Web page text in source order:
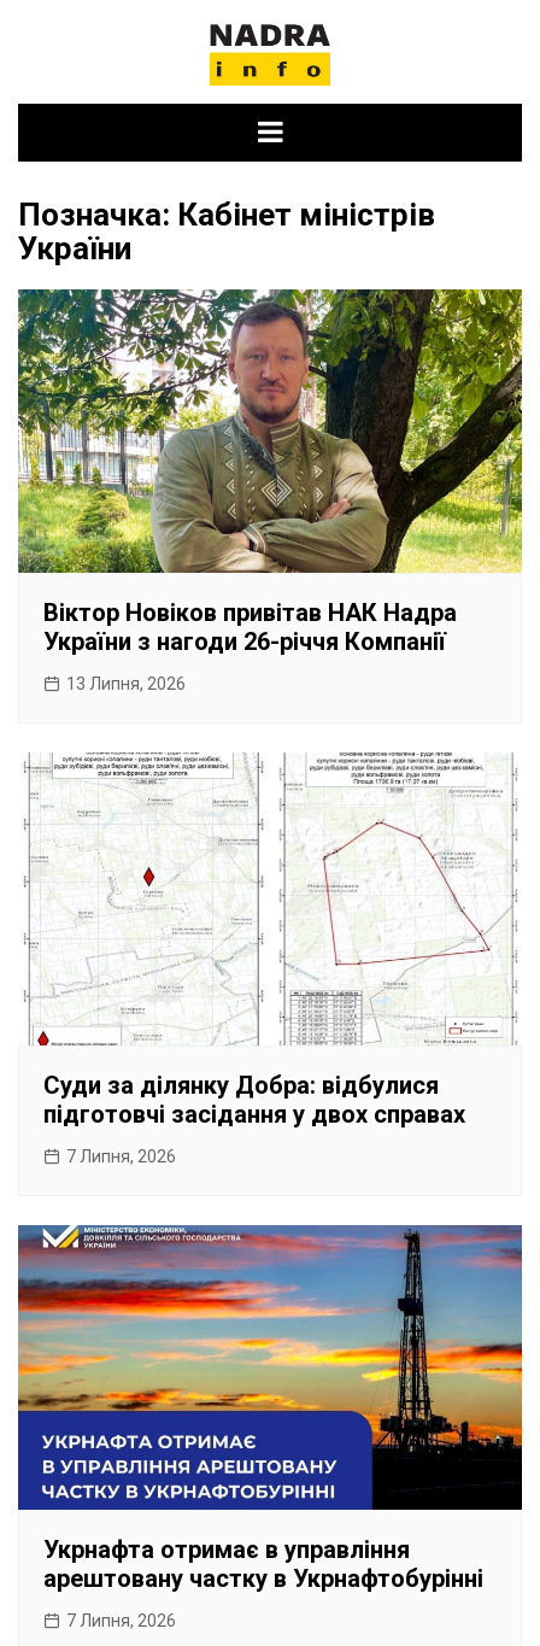
Позначка: Кабінет міністрів
України
Віктор Новіков привітав НАК Надра
України з нагоди 26-річчя Компанії
13 Липня, 2026
Суди за ділянку Добра: відбулися
підготовчі засідання у двох справах
7 Липня, 2026
Укрнафта отримає в управління
арештовану частку в Укрнафтобурінні
7 Липня, 2026